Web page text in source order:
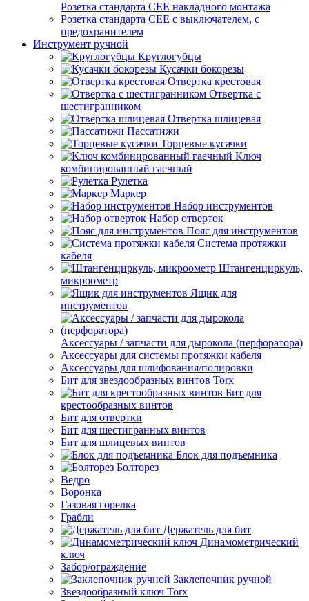
Розетка стандарта СЕЕ накладного монтажа
Розетка стандарта СЕЕ с выключателем, с
предохранителем
Инструмент ручной
Круглогубцы
Кусачки бокорезы
Отвертка крестовая
Отвертка с
шестигранником
Отвертка шлицевая
Пассатижи
Торцевые кусачки
Ключ
комбинированный гаечный
Рулетка
Маркер
Набор инструментов
Набор отверток
Пояс для инструментов
Система протяжки
кабеля
Штангенциркуль,
микроометр
Ящик для
инструментов
Аксессуары / запчасти для дырокола (перфоратора)
Аксессуары для системы протяжки кабеля
Аксессуары для шлифования/полировки
Бит для звездообразных винтов Torx
Бит для
крестообразных винтов
Бит для отвертки
Бит для шестигранных винтов
Бит для шлицевых винтов
Блок для подъемника
Болторез
Ведро
Воронка
Газовая горелка
Грабли
Держатель для бит
Динамометрический
ключ
Забор/ограждение
Заклепочник ручной
Звездообразный ключ Torx